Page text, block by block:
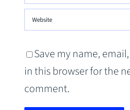
Save my name,
in this browser for the
comment.